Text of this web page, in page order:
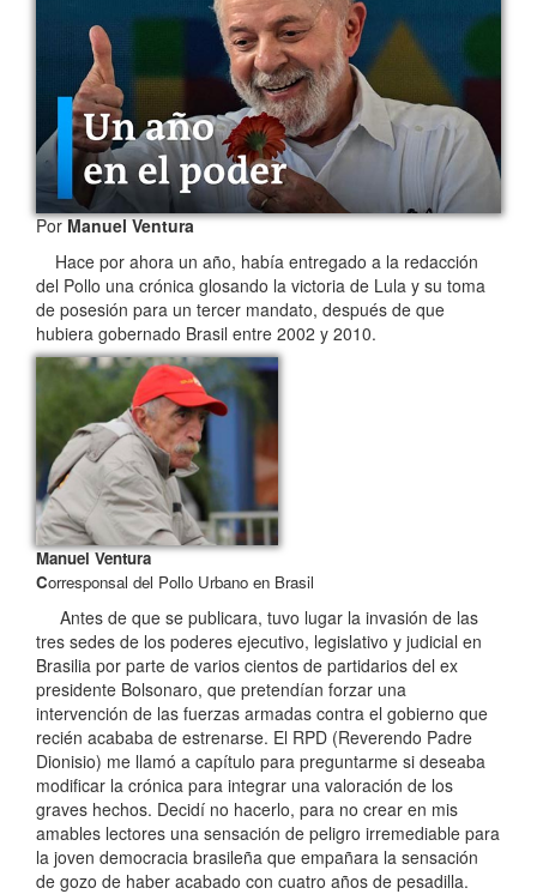
PorManuel Ventura
Hace por ahora un año, había entregado a la redacción
del Pollo una crónica glosando la victoria de Lula y su toma
de posesión para un tercer mandato, después de que
hubiera gobernado Brasil entre 2002 y 2010.
Manuel Ventura
Corresponsal del Pollo Urbano en Brasil
Antes de que se publicara, tuvo lugar la invasión de las
tres sedes de los poderes ejecutivo, legislativo y judicial en
Brasilia por parte de varios cientos de partidarios del ex
presidente Bolsonaro, que pretendían forzar una
intervención de las fuerzas armadas contra el gobierno que
recién acababa de estrenarse. El RPD (Reverendo Padre
Dionisio) me llamó a capítulo para preguntarme si deseaba
modificar la crónica para integrar una valoración de los
graves hechos. Decidí no hacerlo, para no crear en mis
amables lectores una sensación de peligro irremediable para
la joven democracia brasileña que empañara la sensación
de gozo de haber acabado con cuatro años de pesadilla.